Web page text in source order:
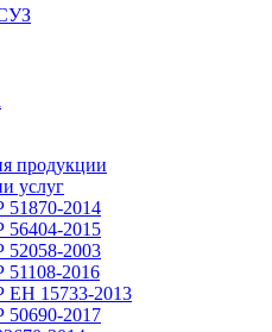
продукции
услуг
2014
2015
2003
2016
15733-2013
2017